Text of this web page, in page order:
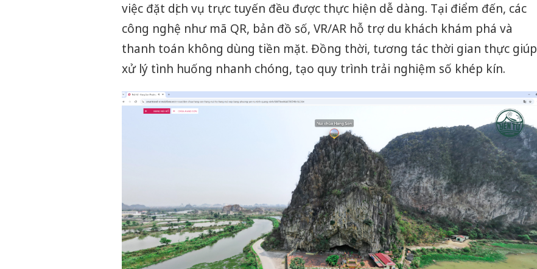
việc đặt dịch vụ trực tuyến đều được thực hiện dễ dàng. Tại điểm đến, các
công nghệ như mã QR, bản đồ số, VR/AR hỗ trợ du khách khám phá và
thanh toán không dùng tiền mặt. Đồng thời, tương tác thời gian thực giúp
xử lý tình huống nhanh chóng, tạo quy trình trải nghiệm số khép kín.